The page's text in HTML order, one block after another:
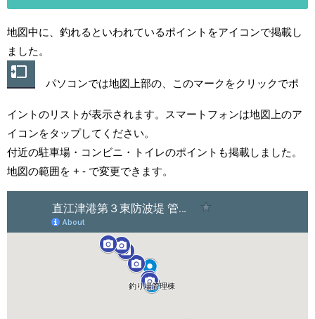
地図中に、釣れるといわれているポイントをアイコンで掲載し
ました。
パソコンでは地図上部の、このマークをクリックでポ
イントのリストが表示されます。スマートフォンは地図上のア
イコンをタップしてください。
付近の駐車場・コンビニ・トイレのポイントも掲載しました。
地図の範囲を + - で変更できます。